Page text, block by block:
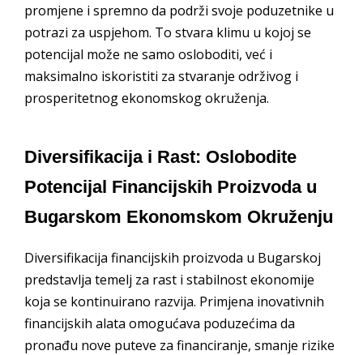
promjene i spremno da podrži svoje poduzetnike u
potrazi za uspjehom. To stvara klimu u kojoj se
potencijal može ne samo osloboditi, već i
maksimalno iskoristiti za stvaranje održivog i
prosperitetnog ekonomskog okruženja.
Diversifikacija i Rast: Oslobodite
Potencijal Financijskih Proizvoda u
Bugarskom Ekonomskom Okruženju
Diversifikacija financijskih proizvoda u Bugarskoj
predstavlja temelj za rast i stabilnost ekonomije
koja se kontinuirano razvija. Primjena inovativnih
financijskih alata omogućava poduzećima da
pronađu nove puteve za financiranje, smanje rizike